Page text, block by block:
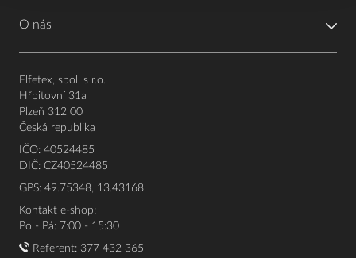
O nás
Elfetex, spol. s r.o.
Hřbitovní 31a
Plzeň 312 00
Česká republika
IČO: 40524485
DIČ: CZ40524485
GPS: 49.75348, 13.43168
Kontakt e-shop:
Po - Pá: 7:00 - 15:30
Referent: 377 432 365